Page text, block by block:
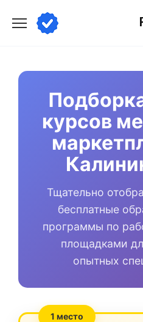
содержанию
курсов
Тщательно
бесплатные
программы по
площадками
опытных
1 место